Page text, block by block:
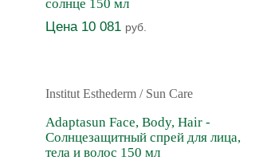
солнце 150 мл
Цена 10 081 руб.
Institut Esthederm / Sun Care
Adaptasun Face, Body, Hair -
Солнцезащитный спрей для лица,
тела и волос 150 мл